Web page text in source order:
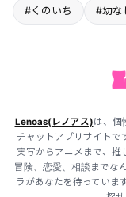
#くのいち #幼な
Lenoas(レノアス)は、個
チャットアプリサイトで
実写からアニメまで、推
冒険、恋愛、相談までな
ラがあなたを待っていま